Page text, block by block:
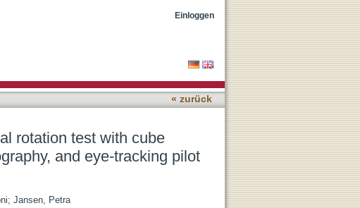
Einloggen
« zurück
rotation test with cube
and eye-tracking pilot
; Jansen, Petra